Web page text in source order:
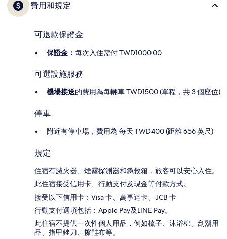
費用和規定
可退款保證金
保證金： 每次入住需付 TWD1000.00
可選設施服務
機場接送的費用為每輛車 TWD1500 (單程，共 3 個座位)
停車
附近有停車場，費用為 每天 TWD400 (距離 656 英尺)
規定
住宿有滅火器、煙霧探測器和急救箱，旅客可以安心入住。
此住宿接受信用卡、行動支付及現金等付款方式。
接受以下信用卡：Visa 卡、萬事達卡、JCB 卡
行動支付選項包括：Apple Pay及LINE Pay。
此住宿不提供一次性個人用品，例如梳子、沐浴棉、刮鬍用
品、指甲銼刀、擦鞋布等。